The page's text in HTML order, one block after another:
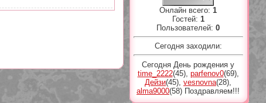
Онлайн всего: 1
Гостей: 1
Пользователей: 0
Сегодня заходили:
Сегодня День рождения у
time_2222(45), parfenov0(69),
Дейзи(45) vesnovna(28)
alma9000(58) Поздравляем!!!